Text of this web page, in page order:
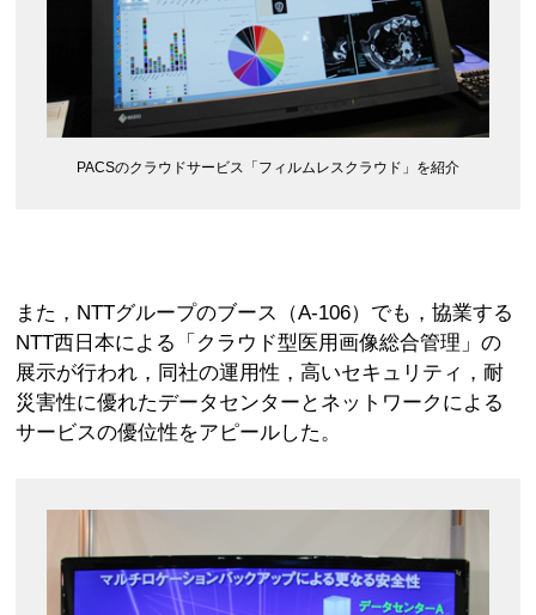
PACSのクラウドサービス「フィルムレスクラウド」を紹介
また，NTTグループのブース（A-106）でも，協業する
NTT西日本による「クラウド型医用画像総合管理」の
展示が行われ，同社の運用性，高いセキュリティ，耐
災害性に優れたデータセンターとネットワークによる
サービスの優位性をアピールした。